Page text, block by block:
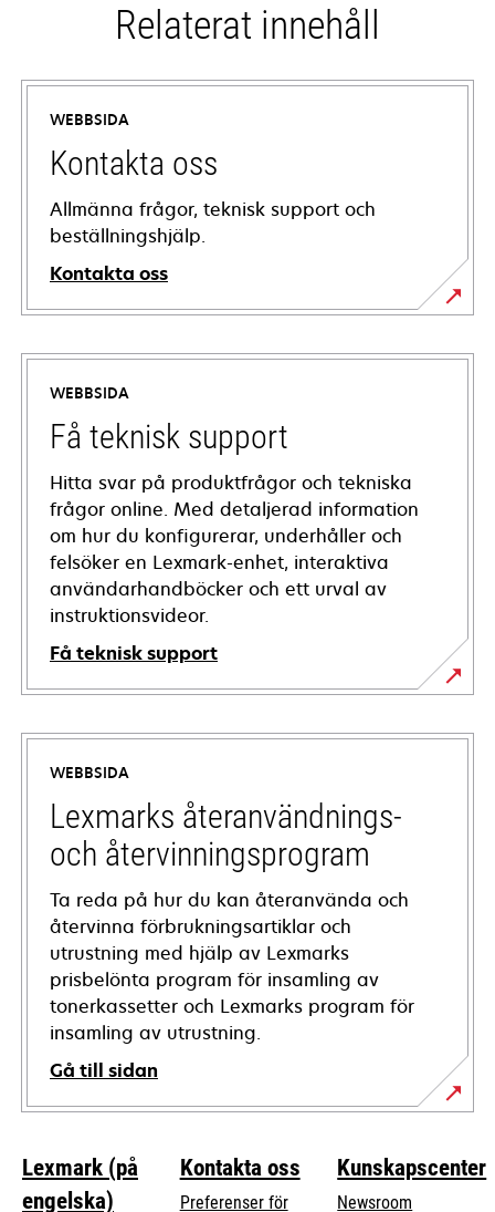
Relaterat innehåll
WEBBSIDA
Kontakta oss
Allmänna frågor, teknisk support och
beställningshjälp.
Kontakta oss
WEBBSIDA
Få teknisk support
Hitta svar på produktfrågor och tekniska
frågor online. Med detaljerad information
om hur du konfigurerar, underhåller och
felsöker en Lexmark-enhet, interaktiva
användarhandböcker och ett urval av
instruktionsvideor.
Få teknisk support
opens
in
new
tab
WEBBSIDA
Lexmarks återanvändnings-
och återvinningsprogram
Ta reda på hur du kan återanvända och
återvinna förbrukningsartiklar och
utrustning med hjälp av Lexmarks
prisbelönta program för insamling av
tonerkassetter och Lexmarks program för
insamling av utrustning.
Gå till sidan
Lexmark (på
engelska)
Kontakta oss
Preferenser för
Kunskapscenter
Newsroom